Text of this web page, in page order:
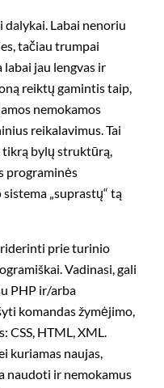
Labai nenoriu
tačiau trumpai
labai jau lengvas ir
reiktų gamintis taip,
nemokamos
reikalavimus. Tai
bylų struktūrą,
programinės
„suprastų“ tą
prie turinio
Vadinasi, gali
PHP ir/arba
komandas žymėjimo,
CSS, HTML, XML.
kuriamas naujas,
naudoti ir nemokamus